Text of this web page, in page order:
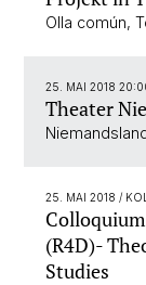
Olla común,
25. MAI 2018
Theater
25. MAI 2018 /
(R4D)-
Studies